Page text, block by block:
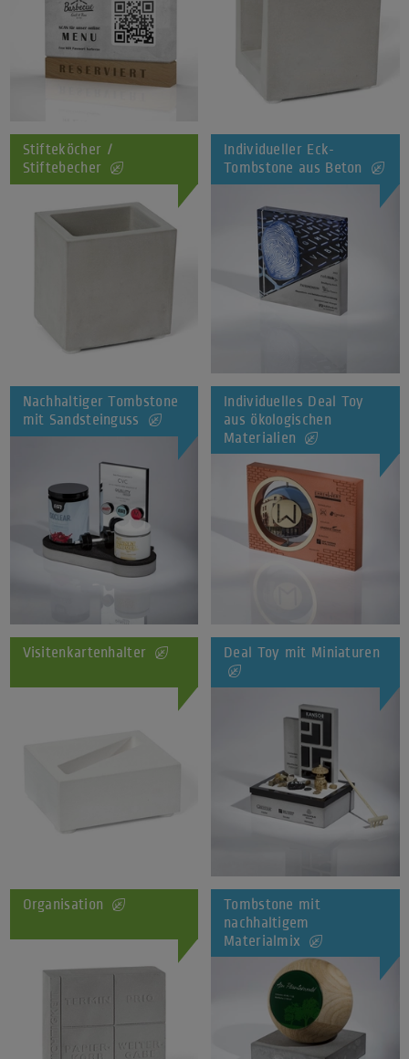
Stifteköcher /
Stiftebecher
Individueller Eck-
Tombstone aus Beton
Nachhaltiger Tombstone
mit Sandsteinguss
Individuelles Deal Toy
aus ökologischen
Materialien
Visitenkartenhalter Deal Toy mit Miniaturen
Organisation
Tombstone mit
nachhaltigem
Materialmix